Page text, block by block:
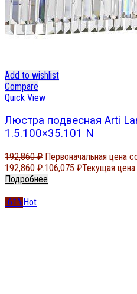
Add to wishlist
Compare
Quick View
Люстра подвесная Arti
1.5.100×35.101 N
192,860₽ Первоначальная цена
192,860 ₽.106,075 ₽Текущая
Подробнее
-61%Hot